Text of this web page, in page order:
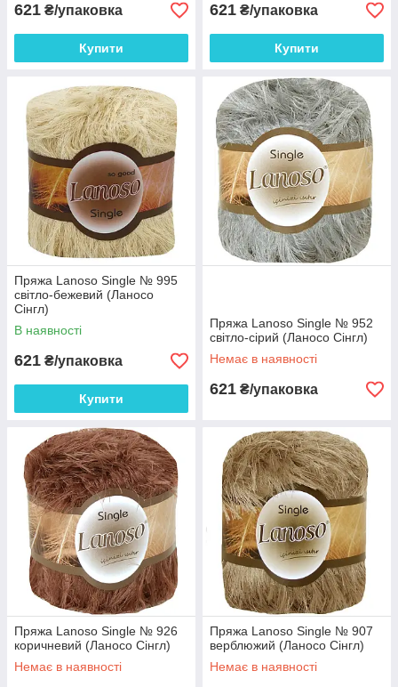
621 ₴/упаковка
Купити
621 ₴/упаковка
Купити
Пряжа Lanoso Single № 995
світло-бежевий (Ланосо
Сінгл)
В наявності
621 ₴/упаковка
Купити
Пряжа Lanoso Single № 952
світло-сірий (Ланосо Сінгл)
Немає в наявності
621 ₴/упаковка
Пряжа Lanoso Single № 926
коричневий (Ланосо Сінгл)
Немає в наявності
Пряжа Lanoso Single № 907
верблюжий (Ланосо Сінгл)
Немає в наявності